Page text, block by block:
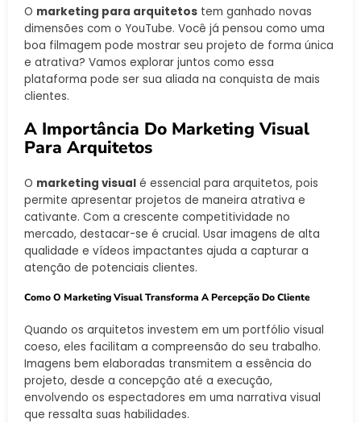
O marketing para arquitetos tem ganhado novas
dimensões com o YouTube. Você já pensou como uma
boa filmagem pode mostrar seu projeto de forma única
e atrativa? Vamos explorar juntos como essa
plataforma pode ser sua aliada na conquista de mais
clientes.
A Importância Do Marketing Visual
Para Arquitetos
O marketing visual é essencial para arquitetos, pois
permite apresentar projetos de maneira atrativa e
cativante. Com a crescente competitividade no
mercado, destacar-se é crucial. Usar imagens de alta
qualidade e vídeos impactantes ajuda a capturar a
atenção de potenciais clientes.
Como O Marketing Visual Transforma A Percepção Do Cliente
Quando os arquitetos investem em um portfólio visual
coeso, eles facilitam a compreensão do seu trabalho.
Imagens bem elaboradas transmitem a essência do
projeto, desde a concepção até a execução,
envolvendo os espectadores em uma narrativa visual
que ressalta suas habilidades.